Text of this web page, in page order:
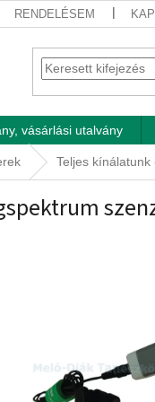
RENDELÉSEM
vásárlási utalvány
Teljes